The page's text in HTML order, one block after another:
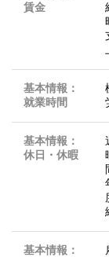
賃金
基本情報：
就業時間
基本情報：
休日・休暇
基本情報：